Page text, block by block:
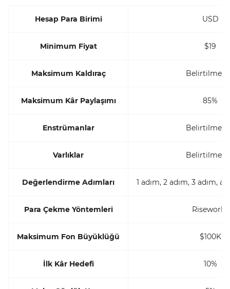
Hesap Para Birimi USD
Minimum Fiyat $19
Maksimum Kaldıraç
Maksimum Kâr Paylaşımı 85%
Enstrümanlar
Varlıklar
Değerlendirme Adımları 1 adım, 2 adım, 3 adım,
Para Çekme Yöntemleri Riseworks
Maksimum Fon Büyüklüğü $100K
İlk Kâr Hedefi 10%